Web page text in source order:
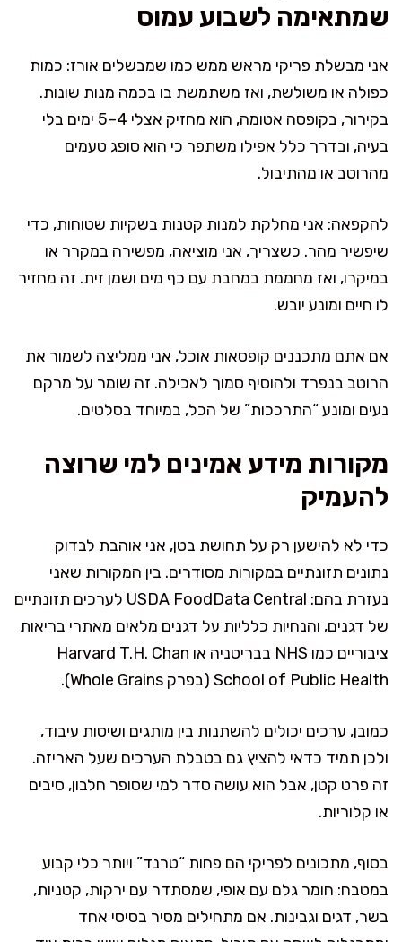
שמתאימה לשבוע עמוס
אני מבשלת פריקי מראש ממש כמו שמבשלים אורז: כמות
כפולה או משולשת, ואז משתמשת בו בכמה מנות שונות.
בקירור, בקופסה אטומה, הוא מחזיק אצלי 4–5 ימים בלי
בעיה, ובדרך כלל אפילו משתפר כי הוא סופג טעמים
מהרוטב או מהתיבול.
להקפאה: אני מחלקת למנות קטנות בשקיות שטוחות, כדי
שיפשיר מהר. כשצריך, אני מוציאה, מפשירה במקרר או
במיקרו, ואז מחממת במחבת עם כף מים ושמן זית. זה מחזיר
לו חיים ומונע יובש.
אם אתם מתכננים קופסאות אוכל, אני ממליצה לשמור את
הרוטב בנפרד ולהוסיף סמוך לאכילה. זה שומר על מרקם
נעים ומונע “התרככות” של הכל, במיוחד בסלטים.
מקורות מידע אמינים למי שרוצה
להעמיק
כדי לא להישען רק על תחושת בטן, אני אוהבת לבדוק
נתונים תזונתיים במקורות מסודרים. בין המקורות שאני
נעזרת בהם: USDA FoodData Central לערכים תזונתיים
של דגנים, והנחיות כלליות על דגנים מלאים מאתרי בריאות
ציבוריים כמו NHS בבריטניה או Harvard T.H. Chan
School of Public Health (בפרק Whole Grains).
כמובן, ערכים יכולים להשתנות בין מותגים ושיטות עיבוד,
ולכן תמיד כדאי להציץ גם בטבלת הערכים שעל האריזה.
זה פרט קטן, אבל הוא עושה סדר למי שסופר חלבון, סיבים
או קלוריות.
בסוף, מתכונים לפריקי הם פחות “טרנד” ויותר כלי קבוע
במטבח: חומר גלם עם אופי, שמסתדר עם ירקות, קטניות,
בשר, דגים וגבינות. אם מתחילים מסיר בסיסי אחד